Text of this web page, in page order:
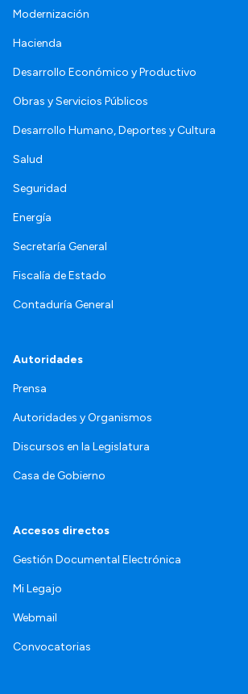
Modernización
Hacienda
Desarrollo Económico y Productivo
Obras y Servicios Públicos
Desarrollo Humano, Deportes y Cultura
Salud
Seguridad
Energía
Secretaría General
Fiscalía de Estado
Contaduría General
Autoridades
Prensa
Autoridades y Organismos
Discursos en la Legislatura
Casa de Gobierno
Accesos directos
Gestión Documental Electrónica
Mi Legajo
Webmail
Convocatorias